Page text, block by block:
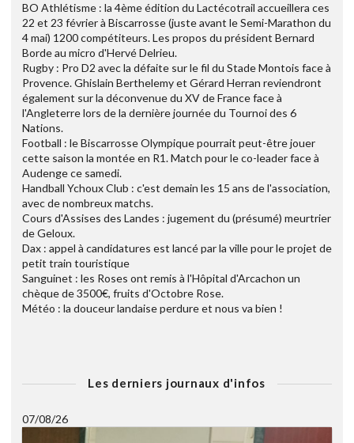
BO Athlétisme : la 4ème édition du Lactécotrail accueillera ces
22 et 23 février à Biscarrosse (juste avant le Semi-Marathon du
4 mai) 1200 compétiteurs. Les propos du président Bernard
Borde au micro d'Hervé Delrieu.
Rugby : Pro D2 avec la défaite sur le fil du Stade Montois face à
Provence. Ghislain Berthelemy et Gérard Herran reviendront
également sur la déconvenue du XV de France face à
l'Angleterre lors de la dernière journée du Tournoi des 6
Nations.
Football : le Biscarrosse Olympique pourrait peut-être jouer
cette saison la montée en R1. Match pour le co-leader face à
Audenge ce samedi.
Handball Ychoux Club : c'est demain les 15 ans de l'association,
avec de nombreux matchs.
Cours d'Assises des Landes : jugement du (présumé) meurtrier
de Geloux.
Dax : appel à candidatures est lancé par la ville pour le projet de
petit train touristique
Sanguinet : les Roses ont remis à l'Hôpital d'Arcachon un
chèque de 3500€, fruits d'Octobre Rose.
Météo : la douceur landaise perdure et nous va bien !
Les derniers journaux d'infos
07/08/26